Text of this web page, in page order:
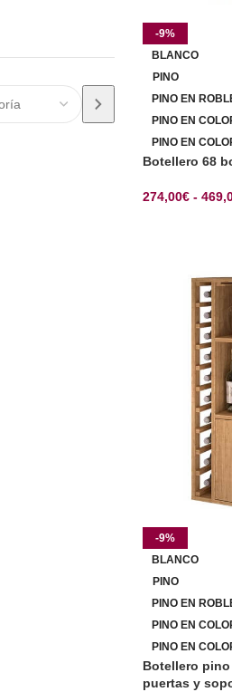
-9%
BLANCO
PINO
PINO EN
PINO EN
PINO EN
Botellero 68
274,00€ -
-9%
BLANCO
PINO
PINO EN
PINO EN
PINO EN
Botellero
puertas y